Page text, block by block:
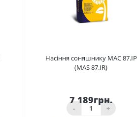
Насіння соняшнику МАС 87.ІР
(MAS 87.IR)
7 189грн.
- +